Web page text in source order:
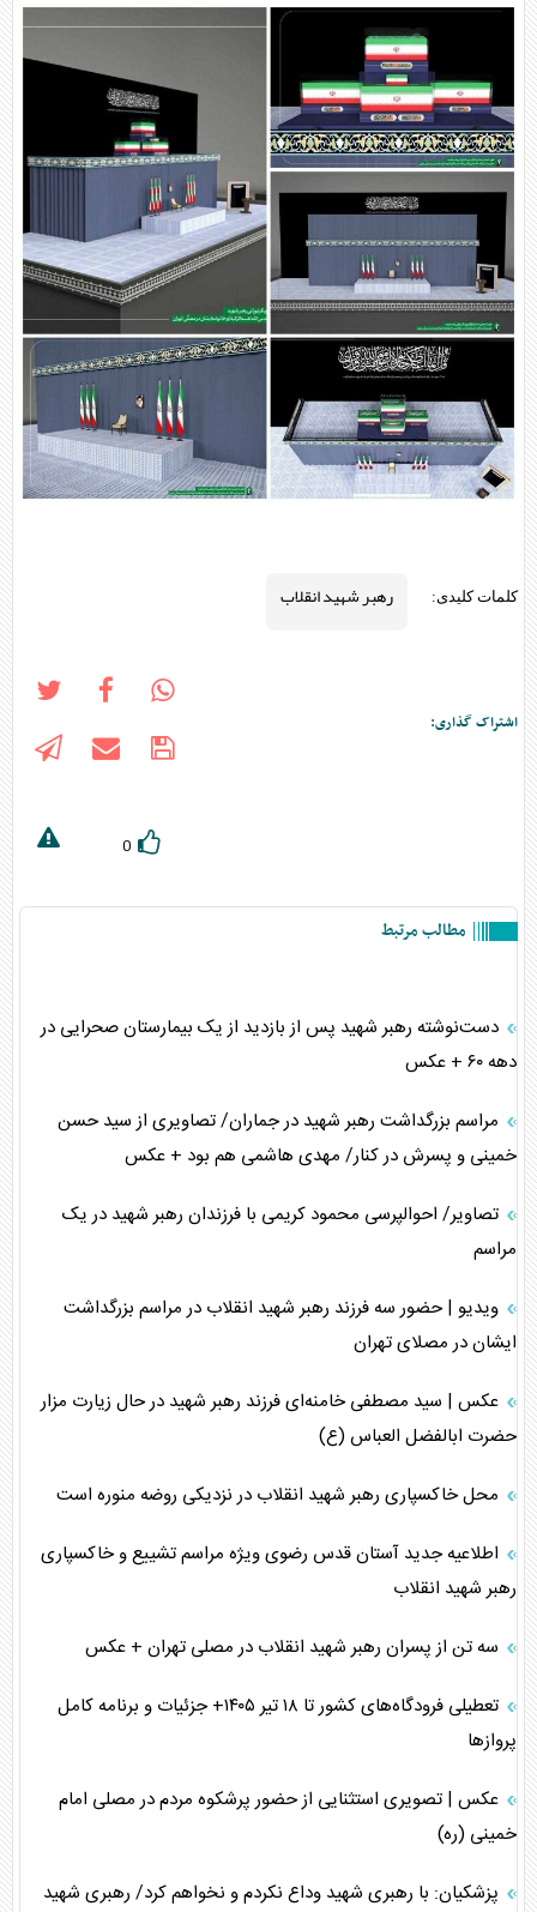
کلمات کلیدی: رهبر شهید انقلاب
اشتراک گذاری:
0
مطالب مرتبط
دست‌نوشته رهبر شهید پس از بازدید از یک بیمارستان صحرایی در
دهه ۶۰ + عکس
مراسم بزرگداشت رهبر شهید در جماران/ تصاویری از سید حسن
خمینی و پسرش در کنار/ مهدی هاشمی هم بود + عکس
تصاویر/ احوالپرسی محمود کریمی با فرزندان رهبر شهید در یک
مراسم
ویدیو | حضور سه فرزند رهبر شهید انقلاب در مراسم بزرگداشت
ایشان در مصلای تهران
عکس | سید مصطفی خامنه‌ای فرزند رهبر شهید در حال زیارت مزار
حضرت ابالفضل العباس (ع)
محل خاکسپاری رهبر شهید انقلاب در نزدیکی روضه منوره است
اطلاعیه جدید آستان قدس رضوی ویژه مراسم تشییع و خاکسپاری
رهبر شهید انقلاب
سه تن از پسران رهبر شهید انقلاب در مصلی تهران + عکس
تعطیلی فرودگاه‌های کشور تا ۱۸ تیر ۱۴۰۵+ جزئیات و برنامه کامل
پرواز‌ها
عکس | تصویری استثنایی از حضور پرشکوه مردم در مصلی امام
خمینی (ره)
پزشکیان: با رهبری شهید وداع نکردم و نخواهم کرد/ رهبری شهید